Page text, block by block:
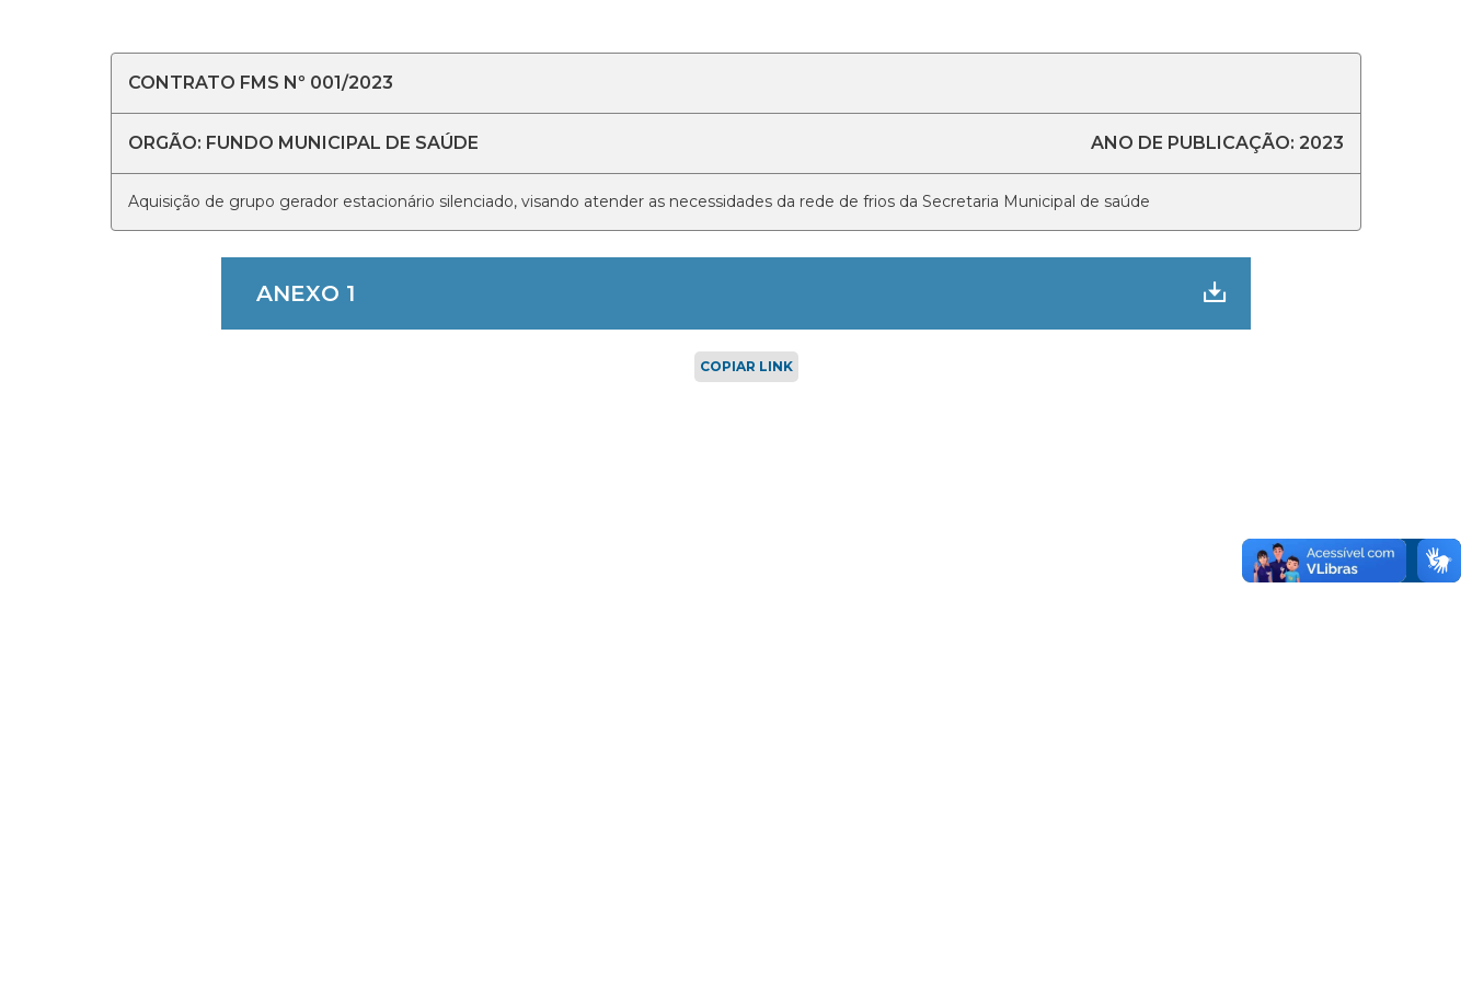
CONTRATO FMS Nº 001/2023
ORGÃO: FUNDO MUNICIPAL DE SAÚDE ANO DE PUBLICAÇÃO: 2023
Aquisição de grupo gerador estacionário silenciado, visando atender as necessidades da rede de frios da Secretaria Municipal de saúde
ANEXO 1
COPIAR LINK